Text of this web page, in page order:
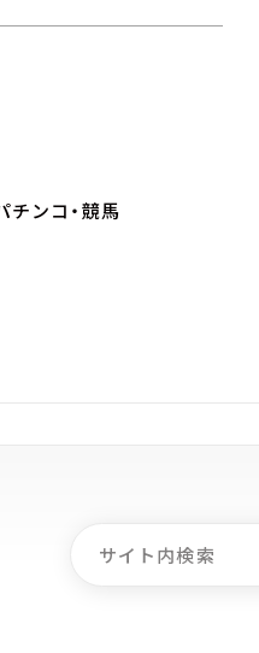
チンコ・競馬